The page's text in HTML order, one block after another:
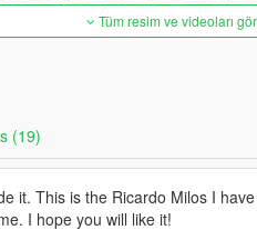
Tüm resim ve videoları
(19)
it. This is the Ricardo Milos I
I hope you will like it!